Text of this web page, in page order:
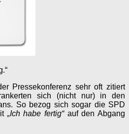
Pressekonferenz sehr oft zitiert
sich (nicht nur) in den
So bezog sich sogar die SPD
„Ich habefertig“auf den Abgang